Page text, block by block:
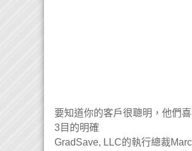
要知道你的客戶很聰明，他們
3目的明確
GradSave, LLC的執行總裁